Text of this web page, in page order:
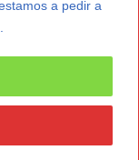
a pedir a
|